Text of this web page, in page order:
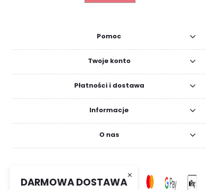
×
DARMOWA DOSTAWA
Pomoc
Twoje konto
Płatności i dostawa
Informacje
O nas